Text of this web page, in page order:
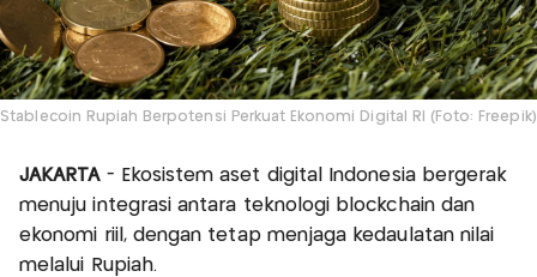
Stablecoin Rupiah Berpotensi Perkuat Ekonomi Digital RI (Foto: Freepik)
JAKARTA- Ekosistem aset digital Indonesia bergerak
menuju integrasi antara teknologi blockchain dan
ekonomi riil, dengan tetap menjaga kedaulatan nilai
melalui Rupiah.